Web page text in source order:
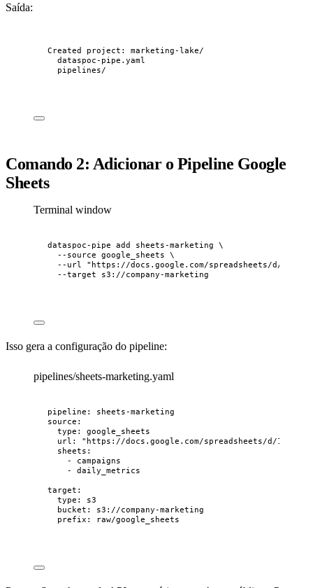
Saída:
Created project: marketing-lake/
dataspoc-pipe.yaml
pipelines/
Comando 2: Adicionar o Pipeline Google
Sheets
Terminal window
dataspoc-pipe add sheets-marketing \
--source google_sheets \
--url
" https://docs.google.com/spreadsheets/d/
--target
s3://company-marketing
Isso gera a configuração do pipeline:
pipelines/sheets-marketing.yaml
pipeline : sheets-marketing
source :
type : google_sheets
url : " https://docs.google.com/spreadsheets/d/
sheets :
- campaigns
- daily_metrics
target :
type : s3
bucket : s3://company-marketing
prefix : raw/google_sheets